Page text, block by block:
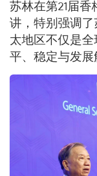
苏林在第21届
讲，特别强调
太地区不仅是
平、稳定与发展